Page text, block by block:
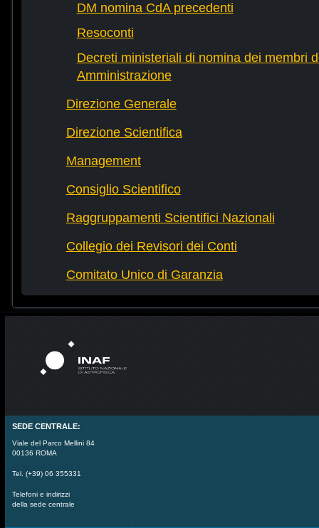
DM nomina CdA precedenti
Resoconti
Decreti ministeriali di nomina dei membri
Amministrazione
Direzione Generale
Direzione Scientifica
Management
Consiglio Scientifico
Raggruppamenti Scientifici Nazionali
Collegio dei Revisori dei Conti
Comitato Unico di Garanzia
SEDE CENTRALE:
Viale del Parco Mellini 84
00136 ROMA
Tel. (+39) 06 355331
Telefoni e indirizzi
della sede centrale